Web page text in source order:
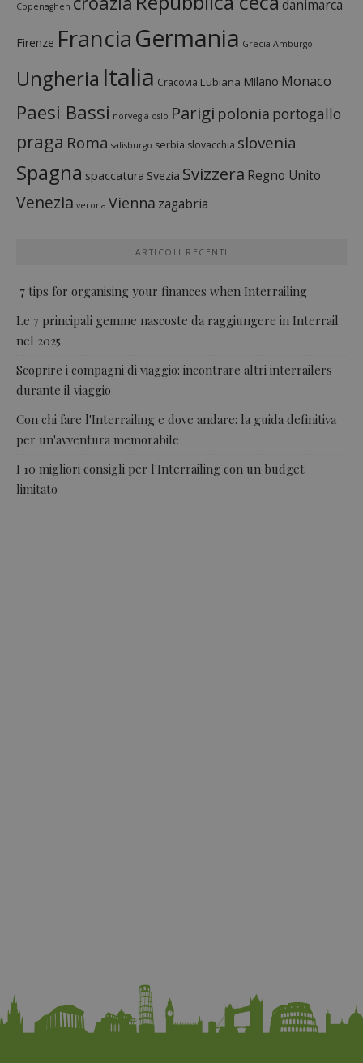
Copenaghen danimarca
Firenze FranciaGermania Grecia Amburgo
Ungheria Italia Cracovia Lubiana Milano Monaco
Paesi Bassi norvegia oslo Parigi polonia portogallo
praga Roma salisburgo serbia slovacchia slovenia
Spagna spaccatura Svezia Svizzera Regno Unito
Venezia verona Vienna zagabria
ARTICOLI RECENTI
7 tips for organising your finances when Interrailing
Le 7 principali gemme nascoste da raggiungere in Interrail
nel 2025
Scoprire i compagni di viaggio: incontrare altri interrailers
durante il viaggio
Con chi fare l'Interrailing e dove andare: la guida definitiva
per un'avventura memorabile
I 10 migliori consigli per l'Interrailing con un budget
limitato